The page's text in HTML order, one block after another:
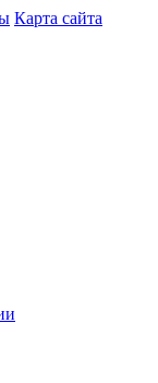
Карта сайта